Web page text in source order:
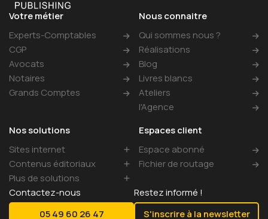
Votre métier
Experts-Comptables
CGP
Avocats
Notaires
Grands Comptes
Nous connaitre
Qui sommes nous ?
Réalisations
Blog
Livres blancs
Ateliers
l'Agence
Nos solutions
Sites internet
Création de site internet
SEO, GEO et
référencement local
Contenus éditoriaux
Gestion
Facturation électronique
RH et Paie
Plus de solutions
Réseaux Sociaux
Newsletters
Espaces client
Espace abonné
Fichier de routage
Contactez-nous
05 49 60 26 47
Restez informé !
S'inscrire à la newsletter